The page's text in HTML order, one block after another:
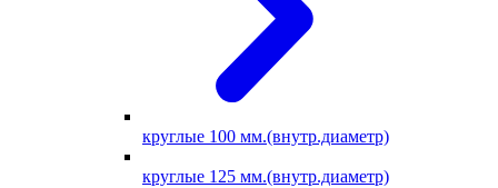
круглые 100 мм.(внутр.диаметр)
круглые 125 мм.(внутр.диаметр)